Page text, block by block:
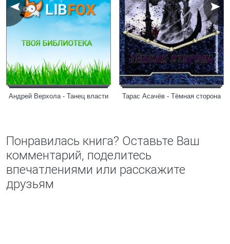
Андрей Верхола - Танец власти Тарас Асачёв - Тёмная сторона
Понравилась книга? Оставьте Ваш
комментарий, поделитесь
впечатлениями или расскажите
друзьям